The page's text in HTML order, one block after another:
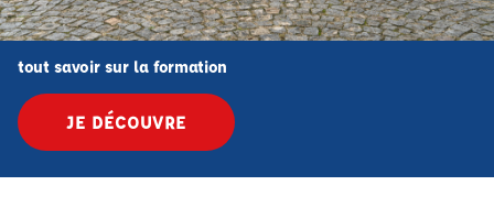
tout savoir sur la formation
JE DÉCOUVRE